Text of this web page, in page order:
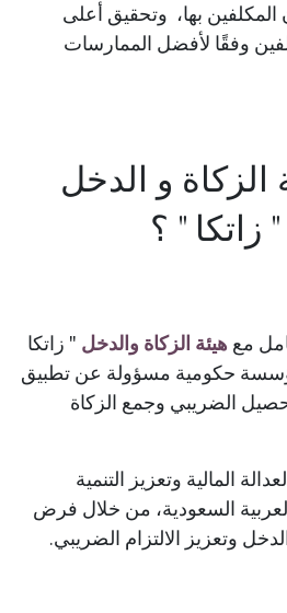
بها، وتحقيق أعلى
وفقًا لأفضل الممارسات
الزكاة و الدخل
" ؟
مع هيئة الزكاة والدخل " زاتكا
حكومية مسؤولة عن تطبيق
الضريبي وجمع الزكاة
المالية وتعزيز التنمية
السعودية، من خلال فرض
وتعزيز الالتزام الضريبي.